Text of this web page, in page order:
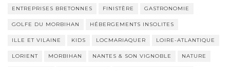
ENTREPRISES BRETONNES FINISTÈRE GASTRONOMIE
GOLFE DU MORBIHAN HÉBERGEMENTS INSOLITES
ILLE ET VILAINE KIDS LOCMARIAQUER LOIRE-ATLANTIQUE
LORIENT MORBIHAN NANTES & SON VIGNOBLE NATURE